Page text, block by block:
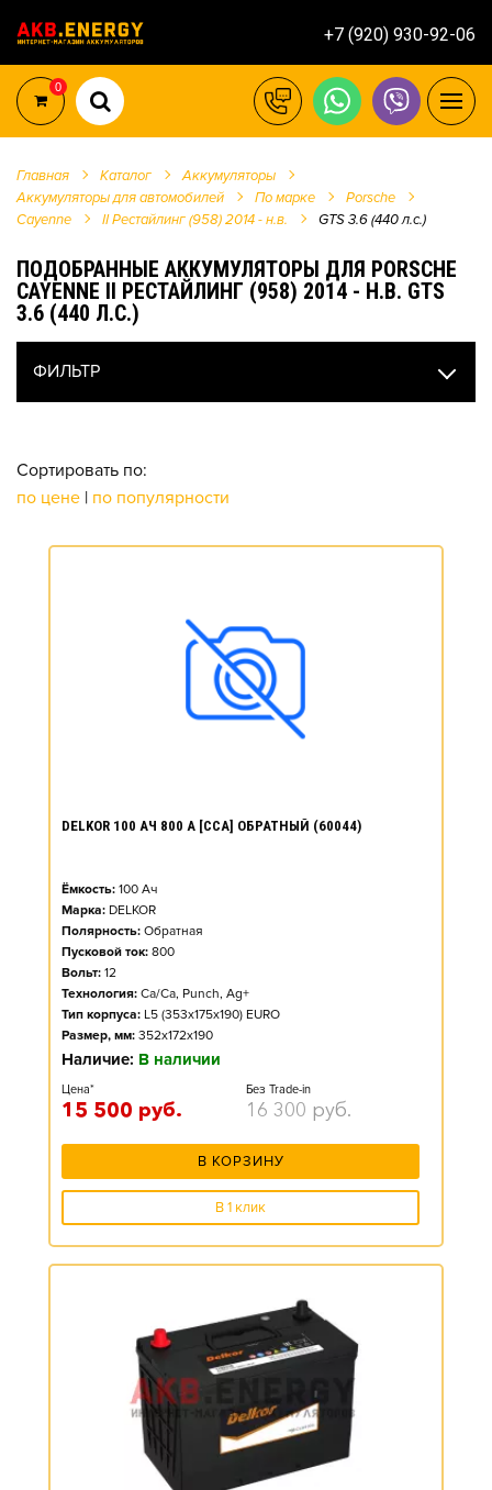
+7 (920) 930-92-06
0
Главная Каталог
Аккумуляторы
Аккумуляторы для автомобилей
По марке
Porsche
Cayenne
II Рестайлинг (958) 2014 - н.в. GTS 3.6 (440 л.с.)
ПОДОБРАННЫЕ АККУМУЛЯТОРЫ ДЛЯ PORSCHE
CAYENNE II РЕСТАЙЛИНГ (958) 2014 - Н.В. GTS
3.6 (440 Л.С.)
ФИЛЬТР
Сортировать по:
по цене | по популярности
DELKOR 100 АЧ 800 А [CCA] ОБРАТНЫЙ (60044)
Ёмкость: 100 Ач
Марка: DELKOR
Полярность: Обратная
Пусковой ток: 800
Вольт: 12
Технология: Ca/Ca, Punch, Ag+
Тип корпуса: L5 (353x175x190) EURO
Размер, мм: 352x172x190
Наличие: В наличии
Цена*
15 500 руб.
Без Trade-in
16 300 руб.
В КОРЗИНУ
В 1 клик